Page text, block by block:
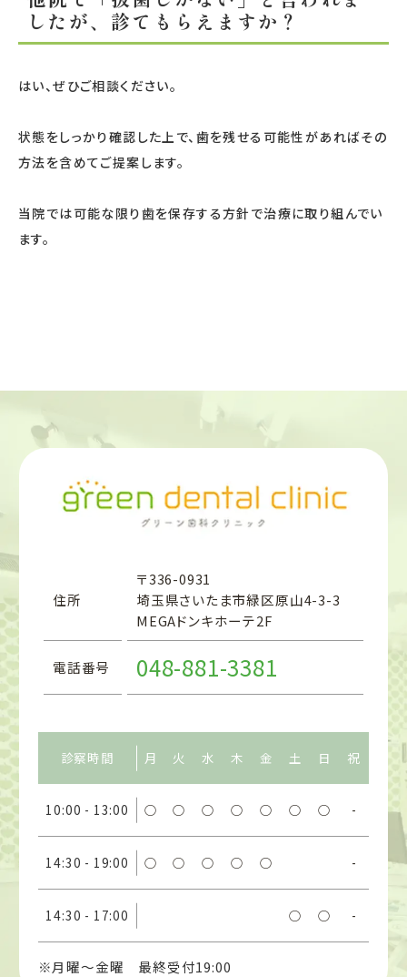
したが、診てもらえますか？
はい、ぜひご相談ください。
状態をしっかり確認した上で、歯を残せる可能性があればその
方法を含めてご提案します。
当院では可能な限り歯を保存する方針で治療に取り組んでい
ます。
住所
〒336-0931
埼玉県さいたま市緑区原山4-3-3
MEGAドンキホーテ2F
電話番号 048-881-3381
診察時間 月 火 水 木 金 土 日 祝
10:00 - 13:00 ○ ○ ○ ○ ○ ○ ○ -
14:30 - 19:00 ○ ○ ○ ○ ○ -
14:30 - 17:00 ○ ○ -
※月曜〜金曜 最終受付19:00